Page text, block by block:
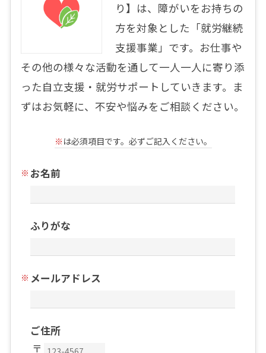
り】は、障がいをお持ちの
方を対象とした「就労継続
支援事業」です。お仕事や
その他の様々な活動を通して一人一人に寄り添
った自立支援・就労サポートしていきます。ま
ずはお気軽に、不安や悩みをご相談ください。
※ は必須項目です。必ずご記入ください。
お名前
ふりがな
メールアドレス
ご住所